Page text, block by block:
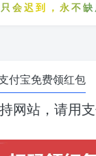
到，永不缺席
付宝免费领红包
网站，请用